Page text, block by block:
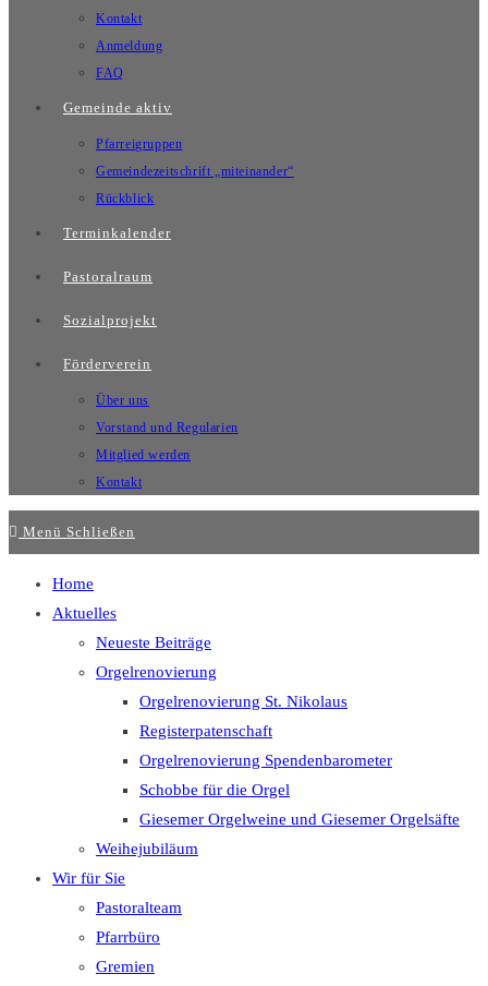
Kontakt
Anmeldung
FAQ
Gemeinde aktiv
Pfarreigruppen
Gemeindezeitschrift „miteinander“
Rückblick
Terminkalender
Pastoralraum
Sozialprojekt
Förderverein
Über uns
Vorstand und Regularien
Mitglied werden
Kontakt
Menü Schließen
Home
Aktuelles
Neueste Beiträge
Orgelrenovierung
Orgelrenovierung St. Nikolaus
Registerpatenschaft
Orgelrenovierung Spendenbarometer
Schobbe für die Orgel
Giesemer Orgelweine und Giesemer Orgelsäfte
Weihejubiläum
Wir für Sie
Pastoralteam
Pfarrbüro
Gremien